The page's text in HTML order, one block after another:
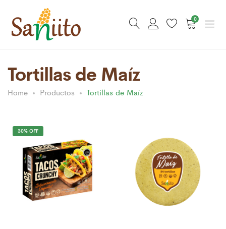
0
Tortillas de Maíz
Home Productos Tortillas de Maíz
30% OFF